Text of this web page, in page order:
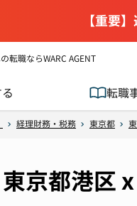
【重要
転職ならWARC AGENT
転職
経理財務・税務 東京都
京都港区